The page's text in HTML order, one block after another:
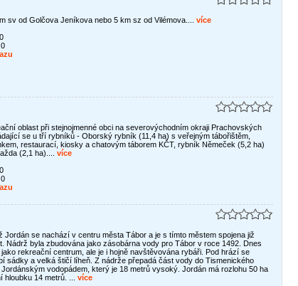
sv od Golčova Jeníkova nebo 5 km sz od Vilémova....
více
0
oblast při stejnojmenné obci na severovýchodním okraji Prachovských
se u tří rybníků - Oborský rybník (11,4 ha) s veřejným tábořištěm,
restaurací, kiosky a chatovým táborem KČT, rybník Němeček (5,2 ha)
(2,1 ha)....
více
0
Jordán se nachází v centru města Tábor a je s tímto městem spojena již
Nádrž byla zbudována jako zásobárna vody pro Tábor v roce 1492. Dnes
rekreační centrum, ale je i hojně navštěvována rybáři. Pod hrází se
sádky a velká štičí líheň. Z nádrže přepadá část vody do Tismenického
vodopádem, který je 18 metrů vysoký. Jordán má rozlohu 50 ha
hloubku 14 metrů. ...
více